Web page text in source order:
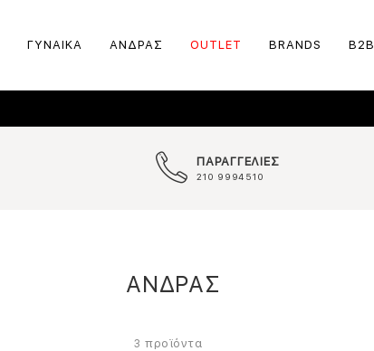
ΓΥΝΑΙΚΑ ΑΝΔΡΑΣ OUTLET BRANDS B2B
ΠΑΡΑΓΓΕΛΙΕΣ
210 9994510
ΑΝΔΡΑΣ
3 προϊόντα